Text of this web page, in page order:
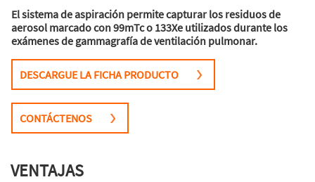
El sistema de aspiración permite capturar los residuos de
aerosol marcado con 99mTc o 133Xe utilizados durante los
exámenes de gammagrafía de ventilación pulmonar.
DESCARGUE LA FICHA PRODUCTO
CONTÁCTENOS
VENTAJAS